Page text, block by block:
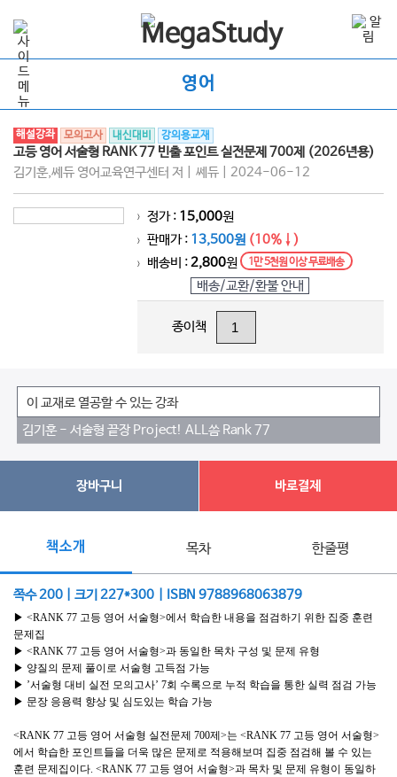
영어
해설강좌 모의고사 내신대비 강의용교재
고등 영어 서술형 RANK 77 빈출 포인트 실전문제 700제 (2026년용)
김기훈,쎄듀 영어교육연구센터 저 | 쎄듀 | 2024-06-12
> 정가 : 15,000원
> 판매가 : 13,500원 (10%↓)
> 배송비 :2,800원 1만 5천원 이상 무료배송
배송/교환/환불 안내
종이책
이 교재로 열공할 수 있는 강좌
김기훈 - 서술형 끝장 Project! ALL씀 Rank 77
장바구니 바로결제
책소개 목차 한줄평
쪽수 200 | 크기 227*300 | ISBN 9788968063879
▶ <RANK 77 고등 영어 서술형>에서 학습한 내용을 점검하기 위한 집중 훈련
문제집
▶ <RANK 77 고등 영어 서술형>과 동일한 목차 구성 및 문제 유형
▶ 양질의 문제 풀이로 서술형 고득점 가능
▶ ’서술형 대비 실전 모의고사’ 7회 수록으로 누적 학습을 통한 실력 점검 가능
▶ 문장 응용력 향상 및 심도있는 학습 가능
<RANK 77 고등 영어 서술형 실전문제 700제>는 <RANK 77 고등 영어 서술형>
에서 학습한 포인트들을 더욱 많은 문제로 적용해보며 집중 점검해 볼 수 있는
훈련 문제집이다. <RANK 77 고등 영어 서술형>과 목차 및 문제 유형이 동일하